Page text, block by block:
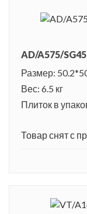
AD/A575/
Размер:
Вес: 6.5 кг
Плиток в
Товар снят с